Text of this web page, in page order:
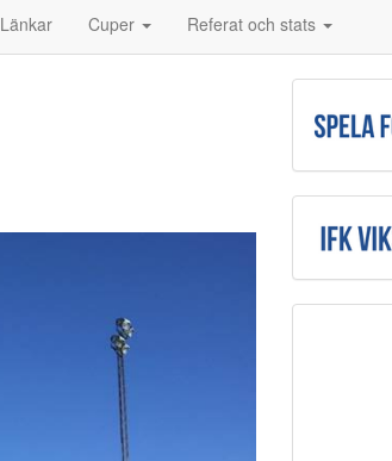
Länkar Cuper Referat och stats